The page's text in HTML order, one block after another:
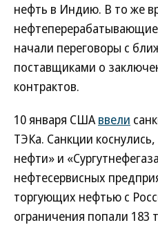
нефть в Индию. В то же
начали переговоры с
поставщиками о
контрактов.
10 января США ввели
ТЭКа. Санкции
нефти» и
нефтесервисных
торгующих нефтью с
ограничения попали 183